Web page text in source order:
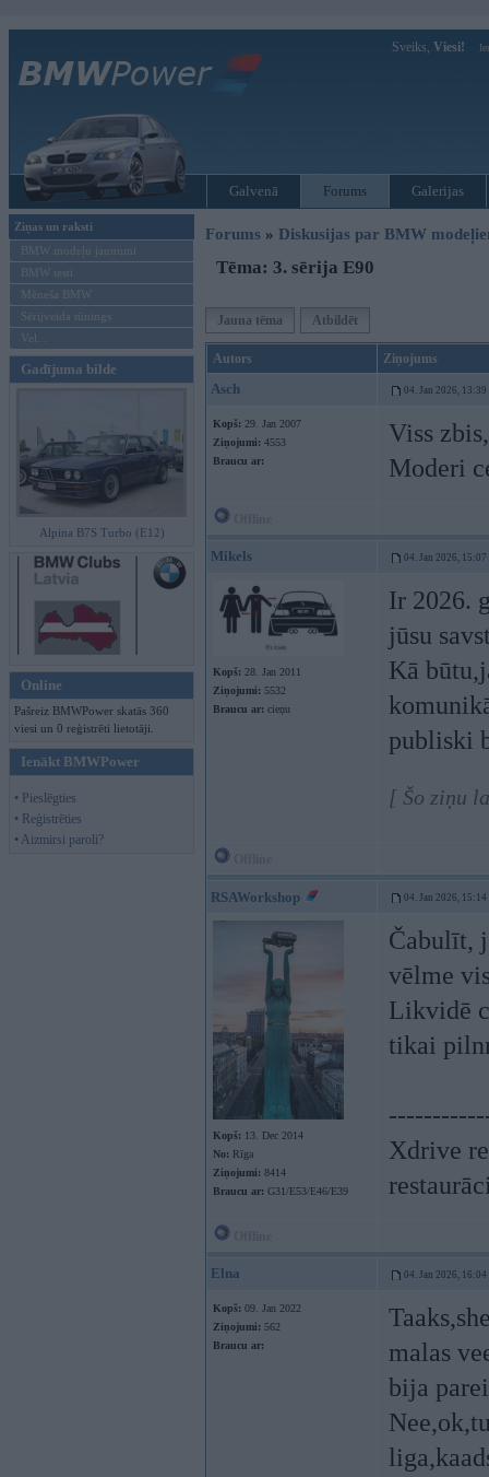
Sveiks, Viesi!
Galvenā Forums Galerijas
Ziņas un raksti
BMW modeļu jaunumi
BMW testi
Mēneša BMW
Sērijveida tūnings
Vel...
Gadījuma bilde
Alpina B7S Turbo (E12)
Online
Pašreiz BMWPower skatās 360
viesi un 0 reģistrēti lietotāji.
Ienākt BMWPower
• Pieslēgties
• Reģistrēties
• Aizmirsi paroli?
Forums » Diskusijas par BMW
Tēma: 3. sērija E90
Jauna tēma Atbildēt
Autors Ziņojums
Asch 04. Jan 2026, 13:39
Kopš: 29. Jan 2007
Ziņojumi: 4553
Braucu ar:
Viss
Moderi
Mikels 04. Jan 2026, 15:07
Kopš: 28. Jan 2011
Ziņojumi: 5532
Braucu ar: cieņu
Ir 2026.
jūsu
Kā
publiski
[ Šo ziņu
RSAWorkshop 04. Jan 2026, 15:14
Kopš: 13. Dec 2014
No: Rīga
Ziņojumi: 8414
Braucu ar: G31/E53/E46/E39
Čabulīt,
vēlme
Likvidē
tikai
Xdrive
Elna 04. Jan 2026, 16:04
Kopš: 09. Jan 2022
Ziņojumi: 562
Braucu ar:
malas
bija